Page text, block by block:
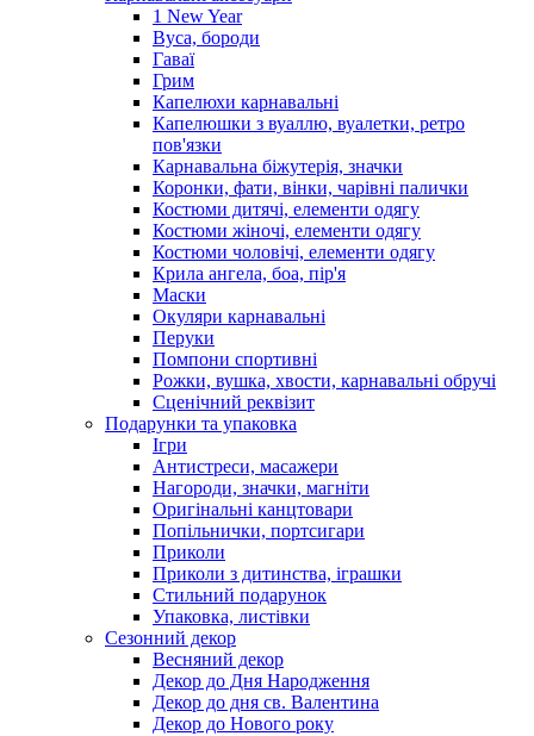
1 New Year
Вуса, бороди
Гаваї
Грим
Капелюхи карнавальні
Капелюшки з вуаллю, вуалетки, ретро
пов'язки
Карнавальна біжутерія, значки
Коронки, фати, вінки, чарівні палички
Костюми дитячі, елементи одягу
Костюми жіночі, елементи одягу
Костюми чоловічі, елементи одягу
Крила ангела, боа, пір'я
Маски
Окуляри карнавальні
Перуки
Помпони спортивні
Рожки, вушка, хвости, карнавальні обручі
Сценічний реквізит
Подарунки та упаковка
Ігри
Антистреси, масажери
Нагороди, значки, магніти
Оригінальні канцтовари
Попільнички, портсигари
Приколи
Приколи з дитинства, іграшки
Стильний подарунок
Упаковка, листівки
Сезонний декор
Весняний декор
Декор до Дня Народження
Декор до дня св. Валентина
Декор до Нового року